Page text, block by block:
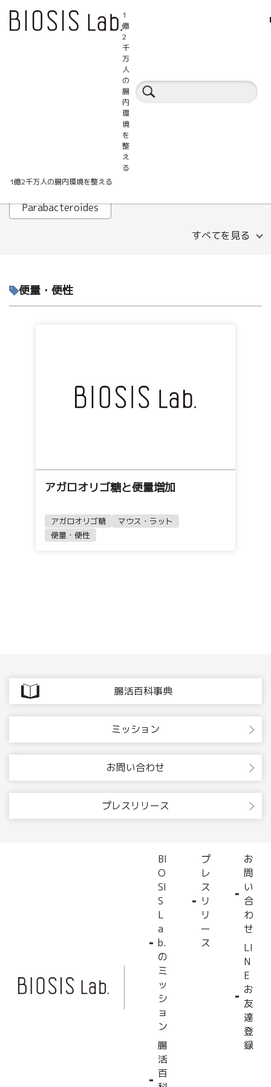
1
億
2
千
万
人
の
腸
内
環
境
を
整
え
る
1億2千万人の腸内環境を整える
B細胞
Faecalibacterium prausnitzii
LDLコレステロール
Parabacteroides
すべてを見る
便量・便性
アガロオリゴ糖と便量増加
アガロオリゴ糖
マウス・ラット
便量・便性
腸活百科事典
ミッション
お問い合わせ
プレスリリース
BI
O
SI
S
L
a
b.
の
ミ
ッ
シ
ョ
ン
腸
活
百
プ
レ
ス
リ
リ
ー
ス
お
問
い
合
わ
せ
LI
N
E
お
友
達
登
録